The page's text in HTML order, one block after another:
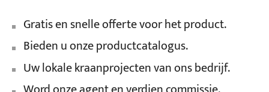
Gratis en snelle offerte voor het product.
Bieden u onze productcatalogus.
Uw lokale kraanprojecten van ons bedrijf.